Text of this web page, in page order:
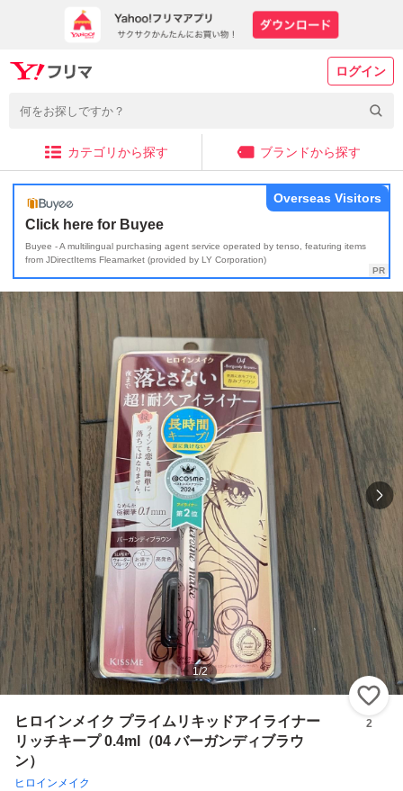
ログイン
カテゴリから探す ブランドから探す
Click here for Buyee
Buyee - A multilingual purchasing agent service operated by tenso, featuring items
from JDirectItems Fleamarket (provided by LY Corporation)
Overseas Visitors
1/2
ヒロインメイク プライムリキッドアイライナー
リッチキープ 0.4ml（04 バーガンディブラウ
ン）
ヒロインメイク
2